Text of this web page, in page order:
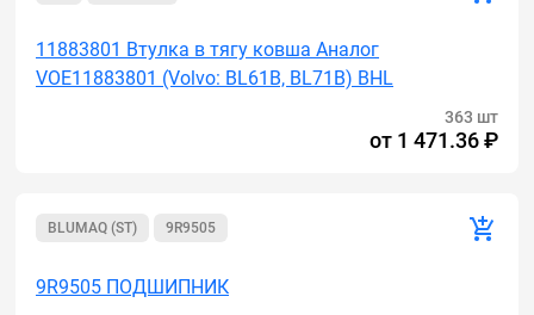
11883801 Втулка в тягу ковша Аналог
VOE11883801 (Volvo: BL61B, BL71B) BHL
363 шт
от 1 471.36 ₽
BLUMAQ (ST) 9R9505
9R9505 ПОДШИПНИК